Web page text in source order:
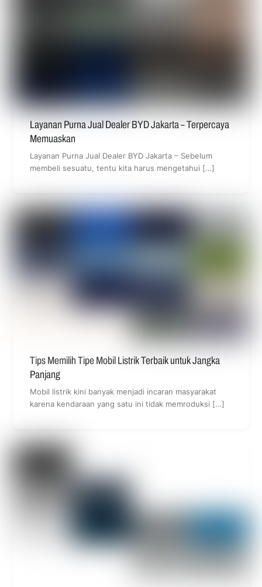
Layanan Purna Jual Dealer BYD Jakarta – Terpercaya
Memuaskan
Layanan Purna Jual Dealer BYD Jakarta – Sebelum
membeli sesuatu, tentu kita harus mengetahui […]
Tips Memilih Tipe Mobil Listrik Terbaik untuk Jangka
Panjang
Mobil listrik kini banyak menjadi incaran masyarakat
karena kendaraan yang satu ini tidak memroduksi […]